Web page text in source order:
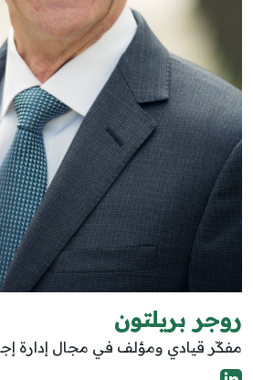
روجر بريلتون
مفكّر قيادي ومؤلف في مجال إدارة